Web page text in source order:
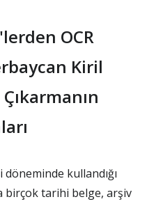
OCR
Kiril
kullandığı
birçok tarihi belge, arşiv